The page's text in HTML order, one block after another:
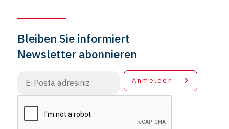
Bleiben Sie informiert
Newsletter abonnieren
Anmelden